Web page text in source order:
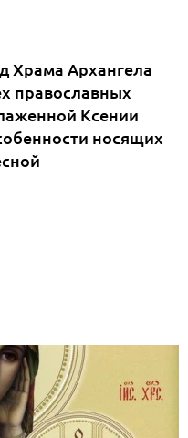
Храма Архангела
православных
Ксении
носящих